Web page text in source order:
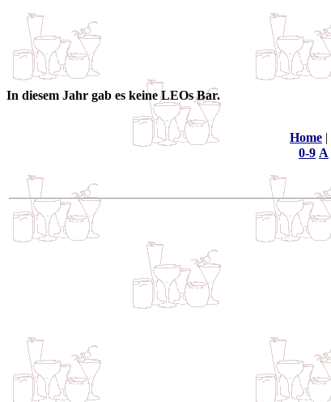
In diesem Jahr gab es keine LEOs Bar.
Home |
0-9 A